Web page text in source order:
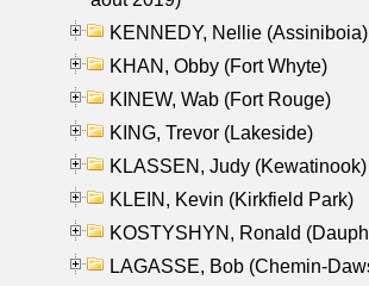
KENNEDY, Nellie (Assiniboia)
KHAN, Obby (Fort Whyte)
KINEW, Wab (Fort Rouge)
KING, Trevor (Lakeside)
KLASSEN, Judy (Kewatinook)
KLEIN, Kevin (Kirkfield Park)
KOSTYSHYN, Ronald
LAGASSE, Bob (Chemin-